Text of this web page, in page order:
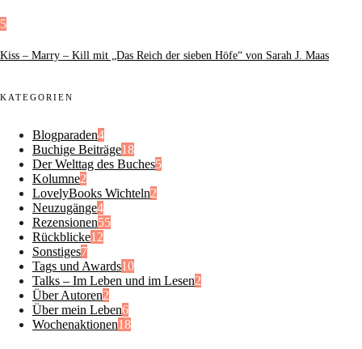
5
Kiss – Marry – Kill mit „Das Reich der sieben Höfe“ von Sarah J. Maas
KATEGORIEN
Blogparaden4
Buchige Beiträge18
Der Welttag des Buches5
Kolumne2
LovelyBooks Wichteln2
Neuzugänge4
Rezensionen55
Rückblicke12
Sonstiges7
Tags und Awards10
Talks – Im Leben und im Lesen2
Über Autoren2
Über mein Leben6
Wochenaktionen18